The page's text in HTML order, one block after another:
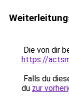
Die von dir
https://
Falls du
du zur